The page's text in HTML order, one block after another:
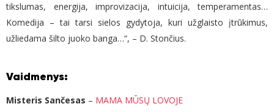
tikslumas, energija, improvizacija, intuicija, temperamentas…
Komedija – tai tarsi sielos gydytoja, kuri užglaisto įtrūkimus,
užliedama šilto juoko banga…“, – D. Stončius.
Vaidmenys:
Misteris Sančesas – MAMA MŪSŲ LOVOJE